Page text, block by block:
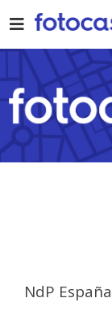
to
content
NdP